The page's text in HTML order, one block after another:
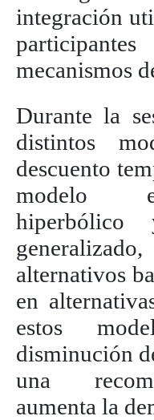
integración
mecanismos
Durante la
distintos
descuento
modelo
alternativos
en
estos
disminución
una
aumenta la